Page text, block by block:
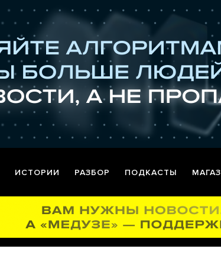
ИСТОРИИ РАЗБОР ПОДКАСТЫ МАГАЗ